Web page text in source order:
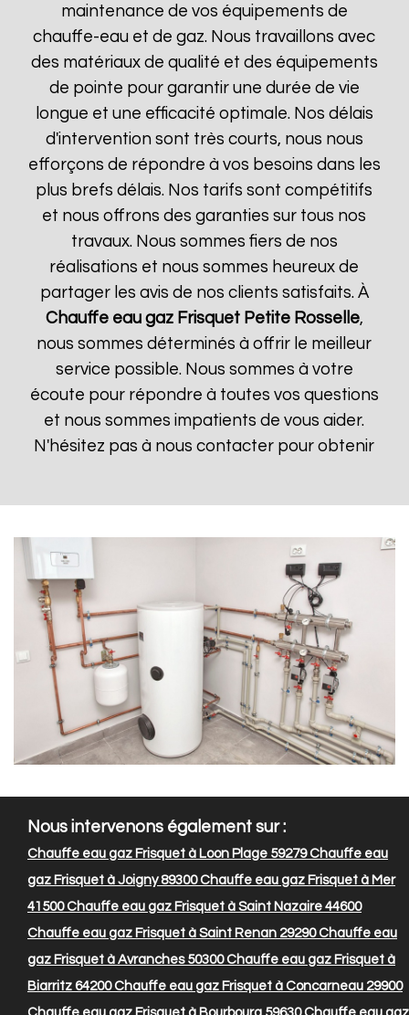
maintenance de vos équipements de
chauffe-eau et de gaz. Nous travaillons avec
des matériaux de qualité et des équipements
de pointe pour garantir une durée de vie
longue et une efficacité optimale. Nos délais
d'intervention sont très courts, nous nous
efforçons de répondre à vos besoins dans les
plus brefs délais. Nos tarifs sont compétitifs
et nous offrons des garanties sur tous nos
travaux. Nous sommes fiers de nos
réalisations et nous sommes heureux de
partager les avis de nos clients satisfaits. À
Chauffe eau gaz Frisquet Petite Rosselle,
nous sommes déterminés à offrir le meilleur
service possible. Nous sommes à votre
écoute pour répondre à toutes vos questions
et nous sommes impatients de vous aider.
N'hésitez pas à nous contacter pour obtenir
Nous intervenons également sur :
Chauffe eau gaz Frisquet à Loon Plage 59279Chauffe eau
gaz Frisquet à Joigny 89300Chauffe eau gaz Frisquet à Mer
41500Chauffe eau gaz Frisquet à Saint Nazaire 44600
Chauffe eau gaz Frisquet à Saint Renan 29290Chauffe eau
gaz Frisquet à Avranches 50300Chauffe eau gaz Frisquet à
Biarritz 64200Chauffe eau gaz Frisquet à Concarneau 29900